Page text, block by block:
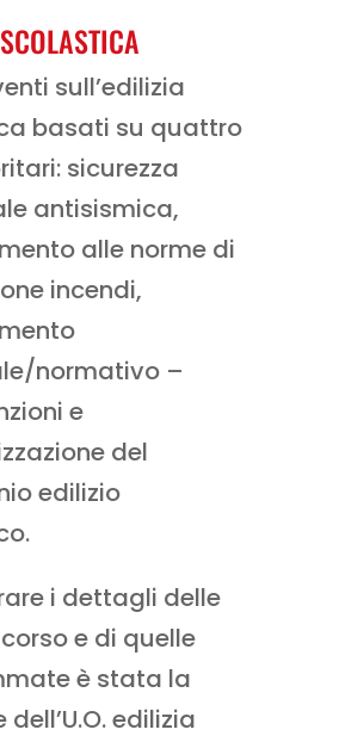
sull’edilizia
basati su quattro
sicurezza
antisismica,
alle norme di
incendi,
normativo –
e
del
edilizio
i dettagli delle
e di quelle
è stata la
edilizia